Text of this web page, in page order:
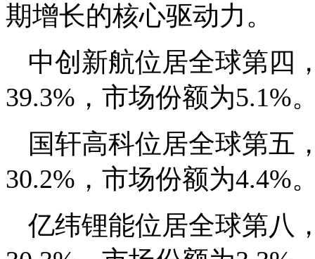
期增长的核心驱动力。
中创新航位居全球第四
39.3%，市场份额为5.1%
国轩高科位居全球第五
30.2%，市场份额为4.4%
亿纬锂能位居全球第八